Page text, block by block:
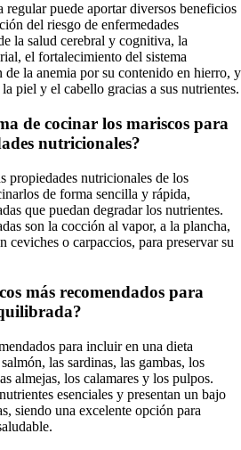
puede aportar diversos beneficios
del riesgo de enfermedades
la salud cerebral y cognitiva, la
el fortalecimiento del sistema
la anemia por su contenido en hierro, y
piel y el cabello gracias a sus nutrientes.
de cocinar los mariscos para
nutricionales?
propiedades nutricionales de los
de forma sencilla y rápida,
que puedan degradar los nutrientes.
son la cocción al vapor, a la plancha,
ceviches o carpaccios, para preservar su
más recomendados para
para incluir en una dieta
las sardinas, las gambas, los
almejas, los calamares y los pulpos.
esenciales y presentan un bajo
siendo una excelente opción para